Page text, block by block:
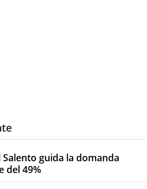
Salento guida la domanda
del 49%